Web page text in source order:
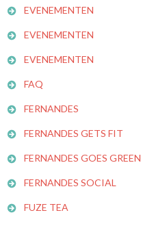
EVENEMENTEN
EVENEMENTEN
EVENEMENTEN
FAQ
FERNANDES
FERNANDES GETS FIT
FERNANDES GOES GREEN
FERNANDES SOCIAL
FUZE TEA